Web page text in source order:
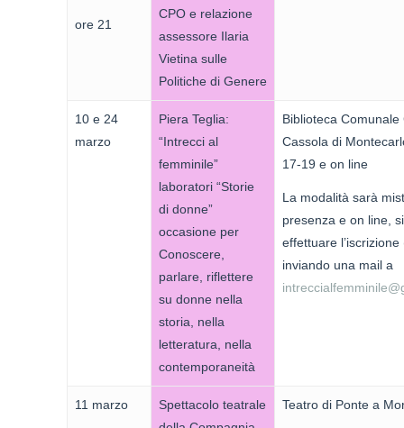
ore 21
CPO e relazione
assessore Ilaria
Vietina sulle
Politiche di Genere
10 e 24
marzo
Piera Teglia:
“Intrecci al
femminile”
laboratori “Storie
di donne”
occasione per
Conoscere,
parlare, riflettere
su donne nella
storia, nella
letteratura, nella
contemporaneità
Biblioteca Comunale
Cassola di
17-19 e on line
La modalità sarà
presenza e on line,
effettuare
inviando una mail a
11 marzo
Spettacolo teatrale
Teatro di Ponte a